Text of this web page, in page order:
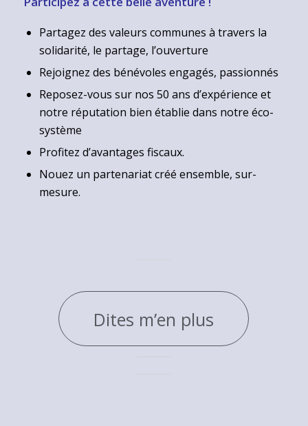
Partagez des valeurs communes à travers la
solidarité, le partage, l’ouverture
Rejoignez des bénévoles engagés, passionnés
Reposez-vous sur nos 50 ans d’expérience et
notre réputation bien établie dans notre éco-
système
Profitez d’avantages fiscaux.
Nouez un partenariat créé ensemble, sur-
mesure.
Dites m’en plus